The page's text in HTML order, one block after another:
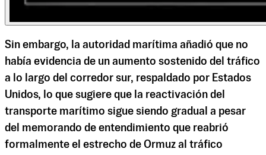
Sin embargo, la autoridad marítima añadió que no
había evidencia de un aumento sostenido del tráfico
a lo largo del corredor sur, respaldado por Estados
Unidos, lo que sugiere que la reactivación del
transporte marítimo sigue siendo gradual a pesar
del memorando de entendimiento que reabrió
formalmente el estrecho de Ormuz al tráfico